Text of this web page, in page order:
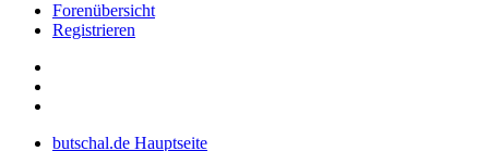
Forenübersicht
Registrieren
butschal.de Hauptseite